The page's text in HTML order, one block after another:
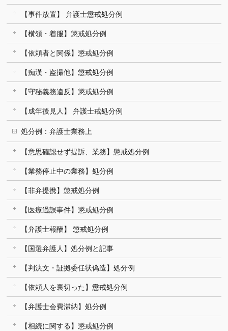
【事件放置】 弁護士懲戒処分例
【横領・着服】懲戒処分例
【依頼者と関係】懲戒処分例
【痴漢・盗撮他】懲戒処分例
【守秘義務違反】懲戒処分例
【成年後見人】 弁護士戒処分例
処分例：弁護士業務上
【意思確認せず提訴、業務】懲戒処分例
【業務停止中の業務】処分例
【非弁提携】懲戒処分例
【医療過誤事件】懲戒処分例
【弁護士報酬】 懲戒処分例
【国選弁護人】処分例と記事
【判決文・証拠委任状偽造】処分例
【依頼人を裏切った】懲戒処分例
【弁護士会費滞納】処分例
【相続に関する】懲戒処分例